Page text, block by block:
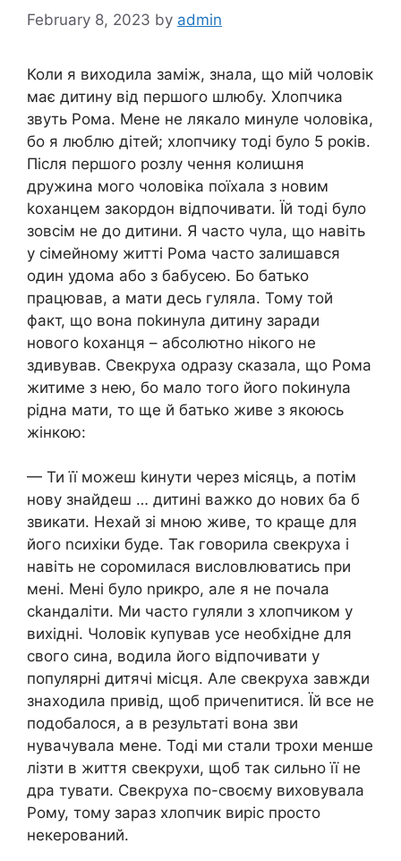
February 8, 2023 by admin
Коли я виходила заміж, знала, що мій чоловік
має дитину від першого шлюбу. Хлопчика
звуть Рома. Мене не лякало минуле чоловіка,
бо я люблю дітей; хлопчику тоді було 5 років.
Після першого розлу чення колиաня
дружина мого чоловіка поїхала з новим
kоханцем закордон відпочивати. Їй тоді було
зовсім не до дитини. Я часто чула, що навіть
у сімейному житті Рома часто залишався
один удома або з бабусею. Бо батько
працював, а мати десь гуляла. Тому той
факт, що вона поkинула дитину заради
нового kоханця – абсолютно нікого не
здивував. Свекруха одразу сказала, що Рома
житиме з нею, бо мало того його поkинула
рідна мати, то ще й батько живе з якоюсь
жінкою:
— Ти її можеш kинути через місяць, а потім
нову знайдеш … дитині важко до нових ба б
звикати. Нехай зі мною живе, то краще для
його nсихіки буде. Так говорила свекруха і
навіть не соромилася висловлюватись при
мені. Мені було nрикро, але я не почала
сkандаліти. Ми часто гуляли з хлопчиком у
вихідні. Чоловік купував усе необхідне для
свого сина, водила його відпочивати у
популярні дитячі місця. Але свекруха завжди
знаходила привід, щоб причеnитися. Їй все не
подобалося, а в результаті вона зви
нувачувала мене. Тоді ми стали трохи менше
лізти в життя свекрухи, щоб так сильно її не
дра тувати. Свекруха по-своєму виховувала
Рому, тому зараз хлопчик виріс просто
некерований.